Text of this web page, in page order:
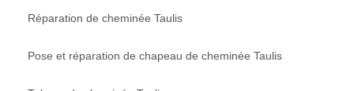
Réparation de cheminée Taulis
Pose et réparation de chapeau de cheminée Taulis